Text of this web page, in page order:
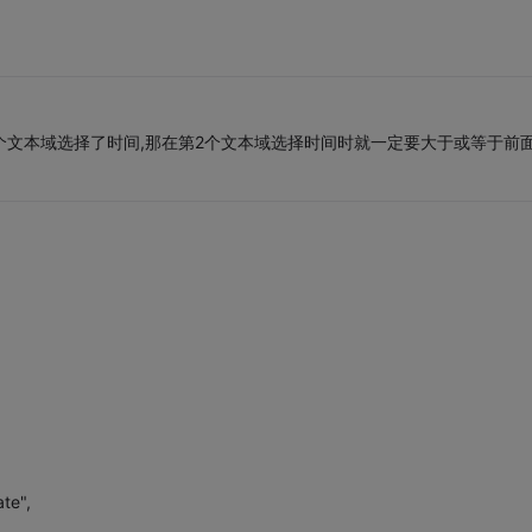
本域选择了时间,那在第2个文本域选择时间时就一定要大于或等于前